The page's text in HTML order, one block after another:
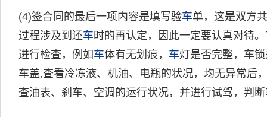
(4)签合同的最后一项内容是填写验车单，这是双方
过程涉及到还车时的再认定，因此一定要认真对待
进行检查，例如车体有无划痕， 车灯是否完整，车
车盖,查看冷冻液、机油、电瓶的状况，均无异常后
查油表、刹车、空调的运行状况，并进行试驾，判